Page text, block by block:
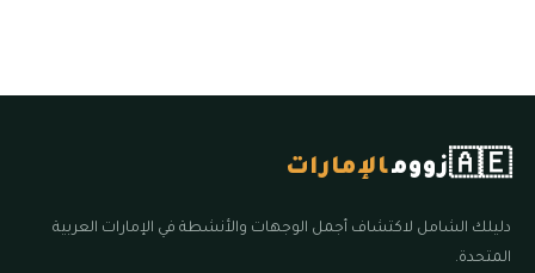
🇦🇪زوومالإمارات
دليلك الشامل لاكتشاف أجمل الوجهات والأنشطة في الإمارات العربية
المتحدة.